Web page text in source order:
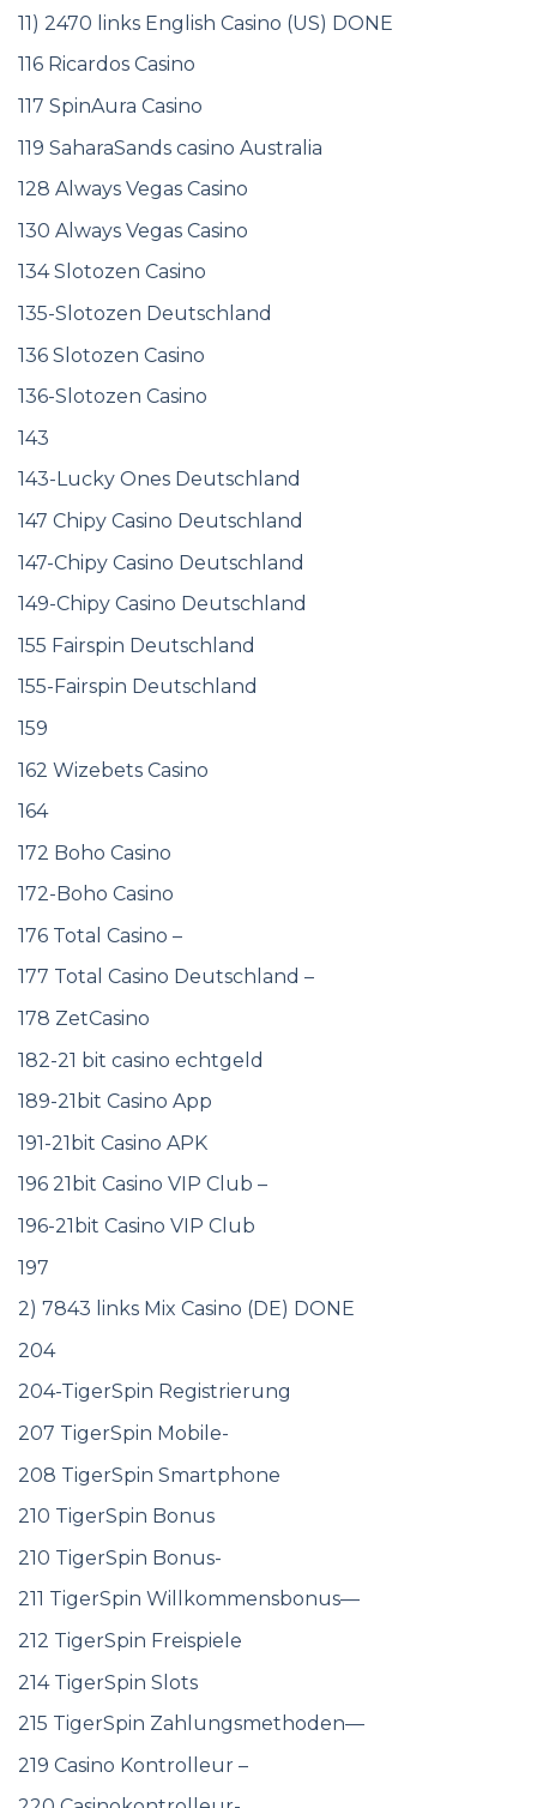
11) 2470 links English Casino (US) DONE
116 Ricardos Casino
117 SpinAura Casino
119 SaharaSands casino Australia
128 Always Vegas Casino
130 Always Vegas Casino
134 Slotozen Casino
135-Slotozen Deutschland
136 Slotozen Casino
136-Slotozen Casino
143
143-Lucky Ones Deutschland
147 Chipy Casino Deutschland
147-Chipy Casino Deutschland
149-Chipy Casino Deutschland
155 Fairspin Deutschland
155-Fairspin Deutschland
159
162 Wizebets Casino
164
172 Boho Casino
172-Boho Casino
176 Total Casino –
177 Total Casino Deutschland –
178 ZetCasino
182-21 bit casino echtgeld
189-21bit Casino App
191-21bit Casino APK
196 21bit Casino VIP Club –
196-21bit Casino VIP Club
197
2) 7843 links Mix Casino (DE) DONE
204
204-TigerSpin Registrierung
207 TigerSpin Mobile-
208 TigerSpin Smartphone
210 TigerSpin Bonus
210 TigerSpin Bonus-
211 TigerSpin Willkommensbonus—
212 TigerSpin Freispiele
214 TigerSpin Slots
215 TigerSpin Zahlungsmethoden—
219 Casino Kontrolleur –